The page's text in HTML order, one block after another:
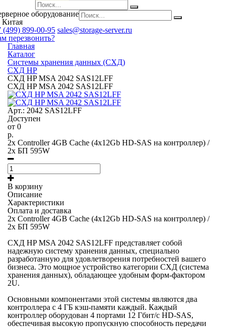
оборудование
Китая
(499) 899-00-95 sales@storage-server.ru
перезвонить?
Главная
Каталог
Системы хранения данных (СХД)
СХД HP
СХД HP MSA 2042 SAS12LFF
СХД HP MSA 2042 SAS12LFF
Арт.: 2042 SAS12LFF
Доступен
от 0
р.
2x Controller 4GB Cache (4x12Gb HD-SAS на контроллер) /
2x БП 595W
В корзину
Описание
Характеристики
Оплата и доставка
2x Controller 4GB Cache (4x12Gb HD-SAS на контроллер) /
2x БП 595W
СХД HP MSA 2042 SAS12LFF представляет собой
надежную систему хранения данных, специально
разработанную для удовлетворения потребностей вашего
бизнеса. Это мощное устройство категории СХД (система
хранения данных), обладающее удобным форм-фактором
2U.
Основными компонентами этой системы являются два
контроллера с 4 ГБ кэш-памяти каждый. Каждый
контроллер оборудован 4 портами 12 Гбит/с HD-SAS,
обеспечивая высокую пропускную способность передачи